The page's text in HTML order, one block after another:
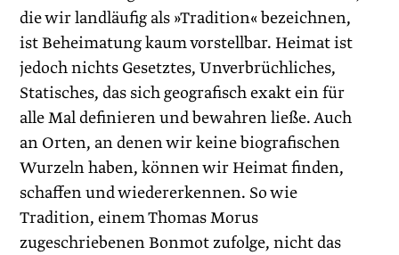
die wir landläufig als »Tradition« bezeichnen,
ist Beheimatung kaum vorstellbar. Heimat ist
jedoch nichts Gesetztes, Unverbrüchliches,
Statisches, das sich geografisch exakt ein für
alle Mal definieren und bewahren ließe. Auch
an Orten, an denen wir keine biografischen
Wurzeln haben, können wir Heimat finden,
schaffen und wiedererkennen. So wie
Tradition, einem Thomas Morus
zugeschriebenen Bonmot zufolge, nicht das